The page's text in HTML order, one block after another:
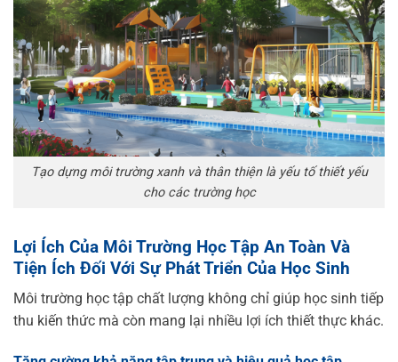
Tạo dựng môi trường xanh và thân thiện là yếu tố thiết yếu
cho các trường học
Lợi Ích Của Môi Trường Học Tập An Toàn Và
Tiện Ích Đối Với Sự Phát Triển Của Học Sinh
Môi trường học tập chất lượng không chỉ giúp học sinh tiếp
thu kiến thức mà còn mang lại nhiều lợi ích thiết thực khác.